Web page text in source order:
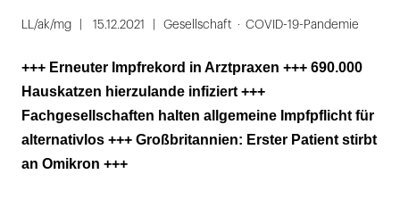
1
6
LL/ak/mg 15.12.2021 Gesellschaft COVID-19-Pandemie
+++ Erneuter Impfrekord in Arztpraxen +++ 690.000
Hauskatzen hierzulande infiziert +++
Fachgesellschaften halten allgemeine Impfpflicht für
alternativlos +++ Großbritannien: Erster Patient stirbt
an Omikron +++